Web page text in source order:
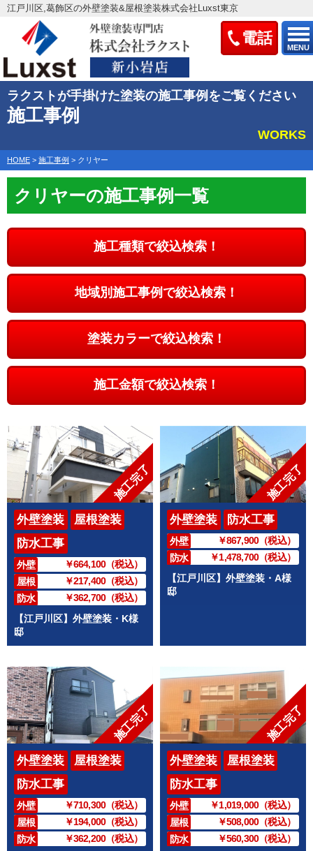
電話
MENU
江戸川区,葛飾区の外壁塗装&屋根塗装株式会社Luxst東京
ラクストが手掛けた塗装の施工事例をご覧ください
施工事例
WORKS
HOME > 施工事例 > クリヤー
クリヤーの施工事例一覧
施工種類で絞込検索！
地域別施工事例で絞込検索！
塗装カラーで絞込検索！
施工金額で絞込検索！
施工完了
外壁塗装
屋根塗装
防水工事
外壁
￥664,100（税込）
屋根
￥217,400（税込）
防水
￥362,700（税込）
【江戸川区】外壁塗装・K様
邸
施工完了
外壁塗装 防水工事
外壁
￥867,900（税込）
防水
￥1,478,700（税込）
【江戸川区】外壁塗装・A様
邸
施工完了
外壁塗装
屋根塗装
防水工事
外壁
￥710,300（税込）
屋根
￥194,000（税込）
防水
￥362,200（税込）
施工完了
外壁塗装
屋根塗装
防水工事
外壁
￥1,019,000（税込）
屋根
￥508,000（税込）
防水
￥560,300（税込）